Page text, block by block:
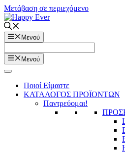
Μετάβαση σε περιεχόμενο
Μενού
Μενού
Ποιοί Είμαστε
ΚΑΤΑΛΟΓΟΣ ΠΡΟΪΟΝΤΩΝ
Παντρεύομαι!